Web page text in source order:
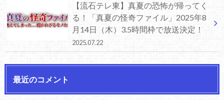
【流石テレ東】真夏の恐怖が帰ってく
る！「真夏の怪奇ファイル」2025年8
月14日（木）3.5時間枠で放送決定！
2025.07.22
最近のコメント